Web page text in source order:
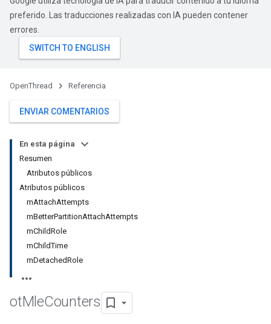
preferido. Las traducciones realizadas con IA pueden contener
errores.
OpenThread Referencia
ENVIAR COMENTARIOS
En esta página
Resumen
Atributos públicos
Atributos públicos
mAttachAttempts
mBetterPartitionAttachAttempts
mChildRole
mChildTime
mDetachedRole
otMleCounters